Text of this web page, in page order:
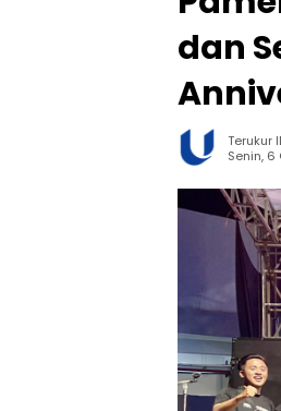
dan
Terukur
Senin, 6